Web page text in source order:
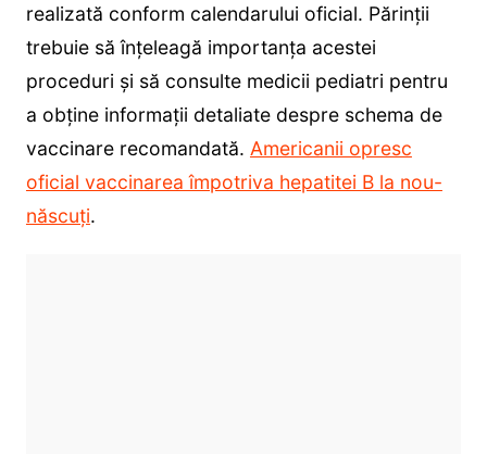
realizată conform calendarului oficial. Părinții
trebuie să înțeleagă importanța acestei
proceduri și să consulte medicii pediatri pentru
a obține informații detaliate despre schema de
vaccinare recomandată. Americanii opresc
oficial vaccinarea împotriva hepatitei B la nou-
născuți.